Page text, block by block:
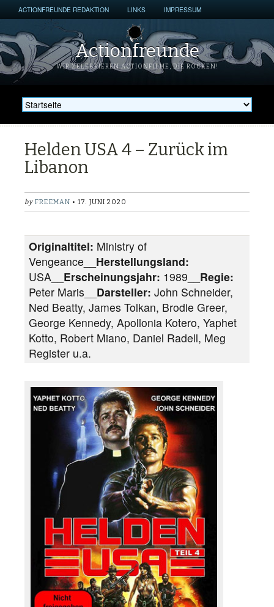
ACTIONFREUNDE REDAKTION LINKS IMPRESSUM
Actionfreunde
WIR ZELEBRIEREN ACTIONFILME, DIE ROCKEN!
Helden USA 4 – Zurück im
Libanon
by FREEMAN • 17. JUNI 2020
Originaltitel: Ministry of
Vengeance__ Herstellungsland:
USA__ Erscheinungsjahr: 1989__ Regie:
Peter Maris__ Darsteller: John Schneider,
Ned Beatty, James Tolkan, Brodie Greer,
George Kennedy, Apollonia Kotero, Yaphet
Kotto, Robert Miano, Daniel Radell, Meg
Register u.a.